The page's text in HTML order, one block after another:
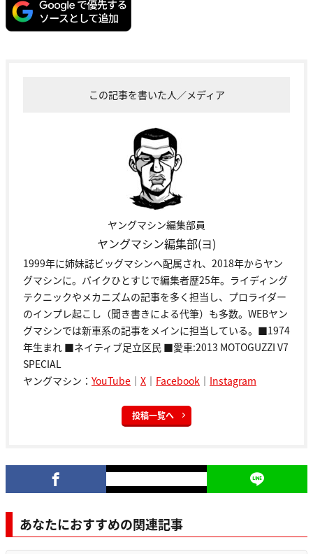
この記事を書いた人／メディア
ヤングマシン編集部員
ヤングマシン編集部(ヨ)
1999年に姉妹誌ビッグマシンへ配属され、2018年からヤン
グマシンに。バイクひとすじで編集者歴25年。ライディング
テクニックやメカニズムの記事を多く担当し、プロライダー
のインプレ起こし（聞き書きによる代筆）も多数。WEBヤン
グマシンでは新車系の記事をメインに担当している。■1974
年生まれ ■ネイティブ足立区民 ■愛車:2013 MOTOGUZZI V7
SPECIAL
ヤングマシン： YouTube ｜ X ｜ Facebook ｜ Instagram
投稿一覧へ
あなたにおすすめの関連記事